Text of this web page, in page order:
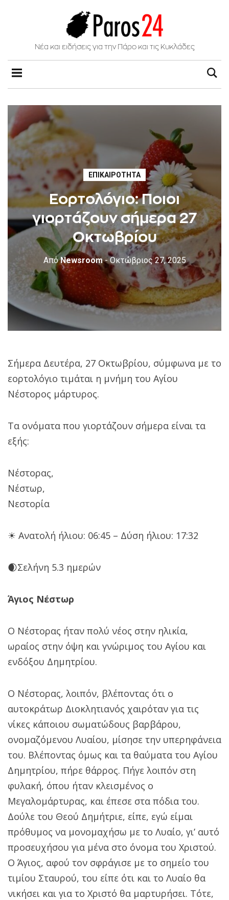
Νέα και ειδήσεις για την Πάρο και τις Κυκλάδες
ΕΠΙΚΑΙΡΌΤΗΤΑ
Εορτολόγιο: Ποιοι
γιορτάζουν σήμερα 27
Οκτωβρίου
ΑπόNewsroom - Οκτώβριος 27, 2025
Σήμερα Δευτέρα, 27 Οκτωβρίου, σύμφωνα με το
εορτολόγιο τιμάται η μνήμη του Αγίου
Νέστορος μάρτυρος.
Τα ονόματα που γιορτάζουν σήμερα είναι τα
εξής:
Νέστορας,
Νέστωρ,
Νεστορία
☀ Ανατολή ήλιου: 06:45 – Δύση ήλιου: 17:32
🌒Σελήνη 5.3 ημερών
Άγιος Νέστωρ
Ο Νέστορας ήταν πολύ νέος στην ηλικία,
ωραίος στην όψη και γνώριμος του Αγίου και
ενδόξου Δημητρίου.
Ο Νέστορας, λοιπόν, βλέποντας ότι ο
αυτοκράτωρ Διοκλητιανός χαιρόταν για τις
νίκες κάποιου σωματώδους βαρβάρου,
ονομαζόμενου Λυαίου, μίσησε την υπερηφάνεια
του. Βλέποντας όμως και τα θαύματα του Αγίου
Δημητρίου, πήρε θάρρος. Πήγε λοιπόν στη
φυλακή, όπου ήταν κλεισμένος ο
Μεγαλομάρτυρας, και έπεσε στα πόδια του.
Δούλε του Θεού Δημήτριε, είπε, εγώ είμαι
πρόθυμος να μονομαχήσω με το Λυαίο, γι’ αυτό
προσευχήσου για μένα στο όνομα του Χριστού.
Ο Άγιος, αφού τον σφράγισε με το σημείο του
τιμίου Σταυρού, του είπε ότι και το Λυαίο θα
νικήσει και για το Χριστό θα μαρτυρήσει. Τότε,